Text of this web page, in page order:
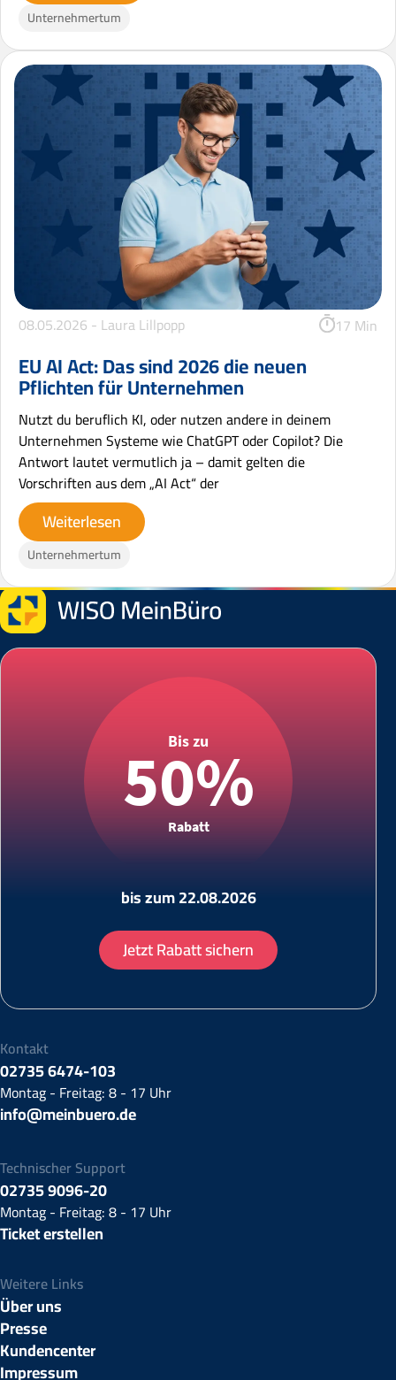
Unternehmertum
08.05.2026 - Laura Lillpopp 17 Min
EU AI Act: Das sind 2026 die neuen
Pflichten für Unternehmen
Nutzt du beruflich KI, oder nutzen andere in deinem
Unternehmen Systeme wie ChatGPT oder Copilot? Die
Antwort lautet vermutlich ja – damit gelten die
Vorschriften aus dem „AI Act“ der
Weiterlesen
Unternehmertum
Bis zu
50%
Rabatt
bis zum 22.08.2026
Jetzt Rabatt sichern
Kontakt
02735 6474-103
Montag - Freitag: 8 - 17 Uhr
info@meinbuero.de
Technischer Support
02735 9096-20
Montag - Freitag: 8 - 17 Uhr
Ticket erstellen
Weitere Links
Über uns
Presse
Kundencenter
Impressum